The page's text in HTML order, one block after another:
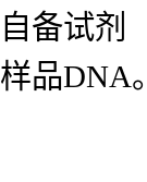
自备试剂
样品DNA。